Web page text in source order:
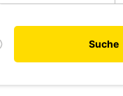
Suche